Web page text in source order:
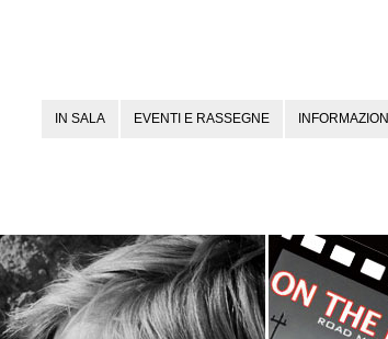
IN SALA EVENTI E RASSEGNE INFORMAZIONI